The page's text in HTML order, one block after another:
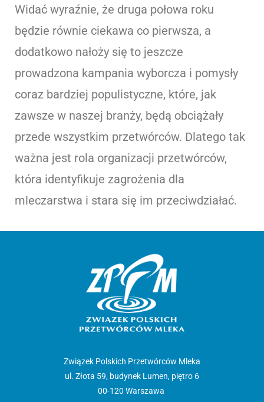
Widać wyraźnie, że druga połowa roku
będzie równie ciekawa co pierwsza, a
dodatkowo nałoży się to jeszcze
prowadzona kampania wyborcza i pomysły
coraz bardziej populistyczne, które, jak
zawsze w naszej branży, będą obciążały
przede wszystkim przetwórców. Dlatego tak
ważna jest rola organizacji przetwórców,
która identyfikuje zagrożenia dla
mleczarstwa i stara się im przeciwdziałać.
Związek Polskich Przetwórców Mleka
ul. Złota 59, budynek Lumen, piętro 6
00-120 Warszawa